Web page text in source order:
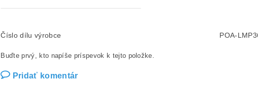
Číslo dílu výrobce POA-
Buďte prvý, kto napíše príspevok k tejto položke.
Pridať komentár